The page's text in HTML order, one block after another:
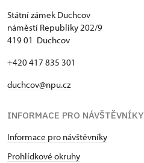
Státní zámek Duchcov
náměstí Republiky 202/9
419 01 Duchcov
+420 417 835 301
duchcov@npu.cz
INFORMACE PRO NÁVŠTĚVNÍKY
Informace pro návštěvníky
Prohlídkové okruhy